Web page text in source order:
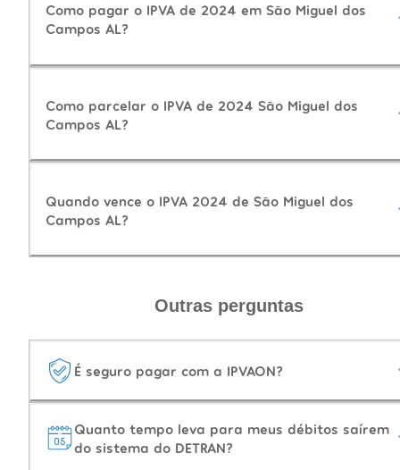
Como pagar o IPVA de 2024 em São Miguel dos
Campos AL?
Como parcelar o IPVA de 2024 São Miguel dos
Campos AL?
Quando vence o IPVA 2024 de São Miguel dos
Campos AL?
Outras perguntas
É seguro pagar com a IPVAON?
Quanto tempo leva para meus débitos saírem
do sistema do DETRAN?